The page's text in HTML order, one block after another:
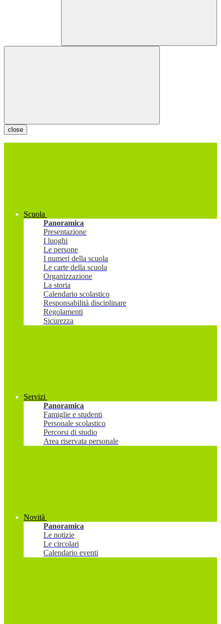
close
Scuola
Panoramica
Presentazione
I luoghi
Le persone
I numeri della scuola
Le carte della scuola
Organizzazione
La storia
Calendario scolastico
Responsabilità disciplinare
Regolamenti
Sicurezza
Servizi
Panoramica
Famiglie e studenti
Personale scolastico
Percorsi di studio
Area riservata personale
Novità
Panoramica
Le notizie
Le circolari
Calendario eventi